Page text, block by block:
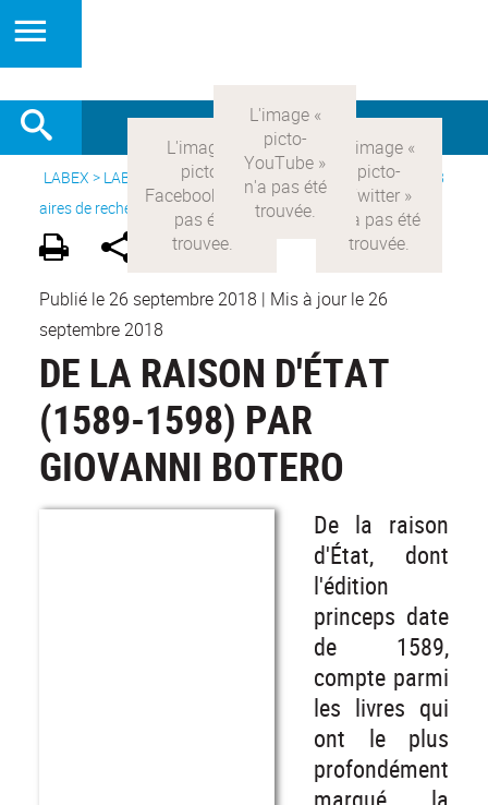
LABEX > LABEX COMOD> Version française > Recherche >
8
aires de recherche> Modernités italiennes
Publié le 26 septembre 2018 | Mis à jour le 26
septembre 2018
DE LA RAISON D'ÉTAT
(1589-1598) PAR
GIOVANNI BOTERO
De la raison
d'État, dont
l'édition
princeps date
de 1589,
compte parmi
les livres qui
ont le plus
profondément